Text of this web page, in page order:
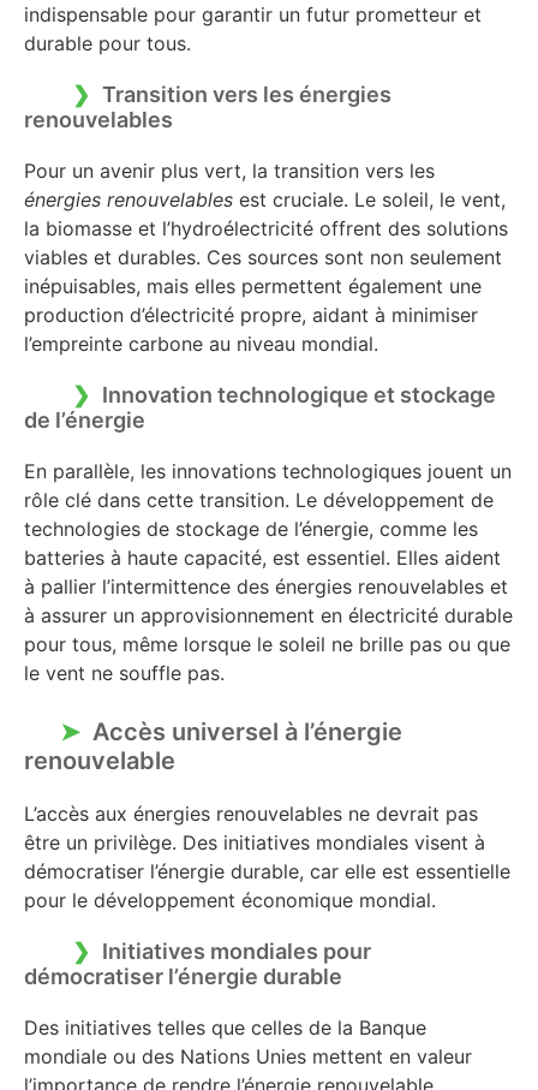
indispensable pour garantir un futur prometteur et
durable pour tous.
Transition vers les énergies
renouvelables
Pour un avenir plus vert, la transition vers les
énergies renouvelables est cruciale. Le soleil, le vent,
la biomasse et l’hydroélectricité offrent des solutions
viables et durables. Ces sources sont non seulement
inépuisables, mais elles permettent également une
production d’électricité propre, aidant à minimiser
l’empreinte carbone au niveau mondial.
Innovation technologique et stockage
de l’énergie
En parallèle, les innovations technologiques jouent un
rôle clé dans cette transition. Le développement de
technologies de stockage de l’énergie, comme les
batteries à haute capacité, est essentiel. Elles aident
à pallier l’intermittence des énergies renouvelables et
à assurer un approvisionnement en électricité durable
pour tous, même lorsque le soleil ne brille pas ou que
le vent ne souffle pas.
Accès universel à l’énergie
renouvelable
L’accès aux énergies renouvelables ne devrait pas
être un privilège. Des initiatives mondiales visent à
démocratiser l’énergie durable, car elle est essentielle
pour le développement économique mondial.
Initiatives mondiales pour
démocratiser l’énergie durable
Des initiatives telles que celles de la Banque
mondiale ou des Nations Unies mettent en valeur
l’importance de rendre l’énergie renouvelable